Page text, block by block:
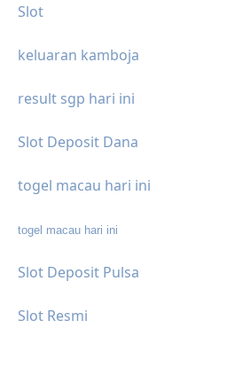
Slot
keluaran kamboja
result sgp hari ini
Slot Deposit Dana
togel macau hari ini
togel macau hari ini
Slot Deposit Pulsa
Slot Resmi